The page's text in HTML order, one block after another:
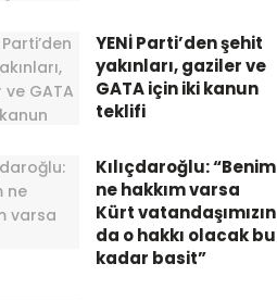
YENİ Parti’den şehit
yakınları, gaziler ve
GATA için iki kanun
teklifi
Kılıçdaroğlu: “Benim
ne hakkım varsa
Kürt vatandaşımızın
da o hakkı olacak bu
kadar basit”